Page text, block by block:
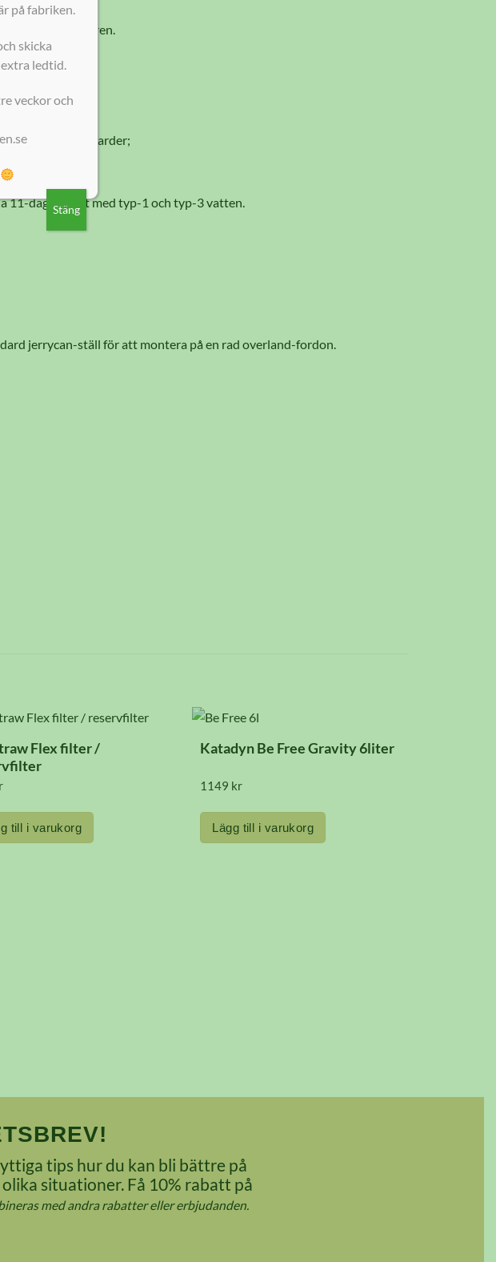
för användaren.
11-dagars test med typ-1 och typ-3 vatten.
jerrycan-ställ för att montera på en rad overland-fordon.
Flex filter /
till i varukorg
Katadyn Be Free Gravity 6liter
1149 kr
Lägg till i varukorg
tips hur du kan bli bättre på
situationer. Få 10% rabatt på
med andra rabatter eller erbjudanden.
på fabriken.
skicka
ledtid.
veckor och
Stäng